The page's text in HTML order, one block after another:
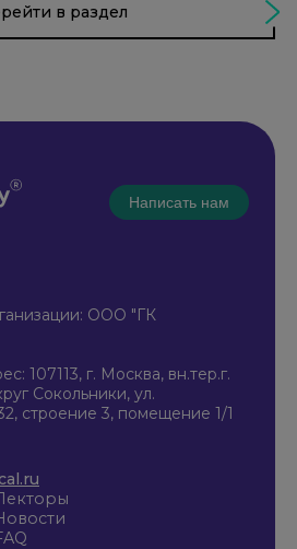
в раздел
Написать нам
ООО "ГК
107113, г. Москва, вн.тер.г.
Сокольники, ул.
строение 3, помещение 1/1